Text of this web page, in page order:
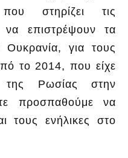
στηρίζει τις
επιστρέψουν τα
Ουκρανία, για τους
το 2014, που είχε
της Ρωσίας στην
προσπαθούμε να
τους ενήλικες στο